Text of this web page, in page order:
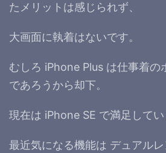
たメリットは感じられず、
大画面に執着はないです。
むしろ iPhone Plus は仕事着の
であろうから却下。
現在は iPhone SE で満足してい
最近気になる機能は デュアルレ